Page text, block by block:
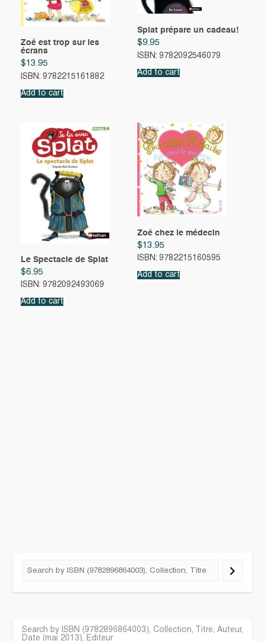
Zoé est trop sur les
écrans
$13.95
ISBN: 9782215161882
Add to cart
Splat prépare un cadeau!
$9.95
ISBN: 9782092546079
Add to cart
Le Spectacle de Splat
$6.95
ISBN: 9782092493069
Add to cart
Zoé chez le médecin
$13.95
ISBN: 9782215160595
Add to cart
Search by ISBN (9782896864003), Collection, Titre, Auteur,
Date (mai 2013), Editeur